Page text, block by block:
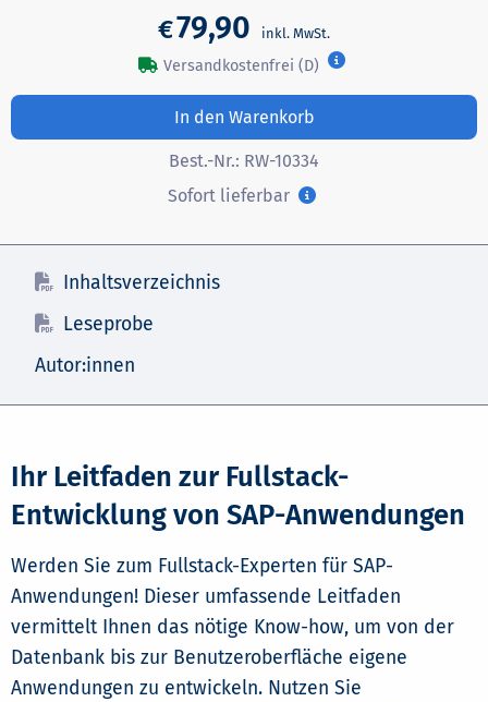
€79,90
Versandkostenfrei (D)
In den Warenkorb
Best.-Nr.: RW-10334
Sofort lieferbar
Inhaltsverzeichnis
Leseprobe
Autor:innen
Ihr Leitfaden zur Fullstack-
Entwicklung von SAP-Anwendungen
Werden Sie zum Fullstack-Experten für SAP-
Anwendungen! Dieser umfassende Leitfaden
vermittelt Ihnen das nötige Know-how, um von der
Datenbank bis zur Benutzeroberfläche eigene
Anwendungen zu entwickeln. Nutzen Sie